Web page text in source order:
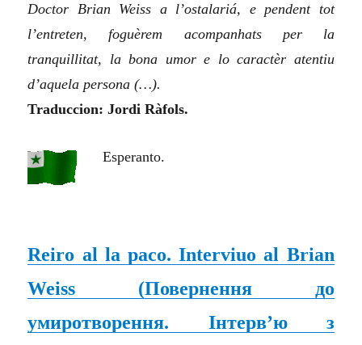
Doctor Brian Weiss a l’ostalariá, e pendent tot
l’entreten, foguèrem acompanhats per la
tranquillitat, la bona umor e lo caractèr atentiu
d’aquela persona (…).
Traduccion: Jordi Ràfols.
Esperanto.
Reiro al la paco. Interviuo al Brian
Weiss (Повернення до
умиротворення. Інтерв’ю з